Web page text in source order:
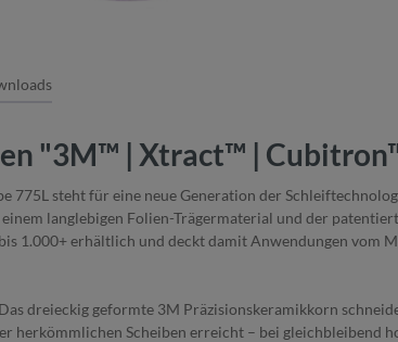
"3M™ | Xtract™ |
775L steht für eine neue Generation der
langlebigen Folien-Trägermaterial und der
1.000+ erhältlich und deckt damit Anwendungen vom
dreieckig geformte 3M Präzisionskeramikkorn
herkömmlichen Scheiben erreicht – bei gleichbleibend